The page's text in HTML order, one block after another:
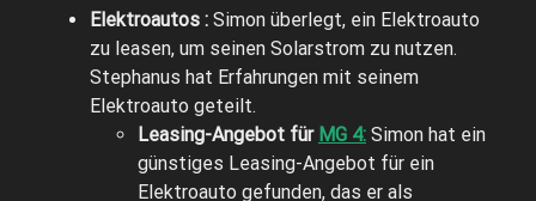
Elektroautos : Simon überlegt, ein Elektroauto
zu leasen, um seinen Solarstrom zu nutzen.
Stephanus hat Erfahrungen mit seinem
Elektroauto geteilt.
Leasing-Angebot für MG 4: Simon hat ein
günstiges Leasing-Angebot für ein
Elektroauto gefunden, das er als